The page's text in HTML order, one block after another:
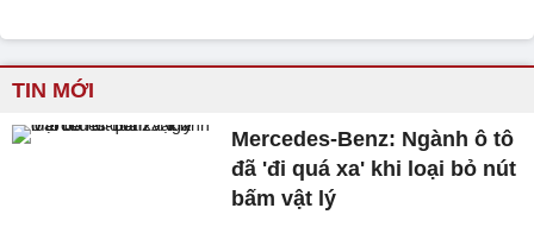
TIN MỚI
Mercedes-Benz: Ngành ô tô
đã 'đi quá xa' khi loại bỏ nút
bấm vật lý